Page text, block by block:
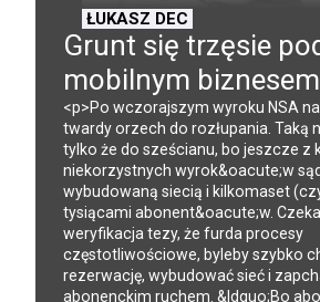
ŁUKASZ DEC
Grunt się trzęsie
mobilnym biznesem
<p>Po wczorajszym wyroku NSA
twardy orzech do rozłupania. Taką
tylko że do sześcianu, bo jeszcze z
niekorzystnych wyrok&oacute;w
wybudowaną siecią i kilkomaset
tysiącami abonent&oacute;w.
weryfikacja tezy, że furda procesy
częstotliwościowe, byleby szybko
rezerwację, wybudować sieć i
abonenckim ruchem. &ldquo;Bo